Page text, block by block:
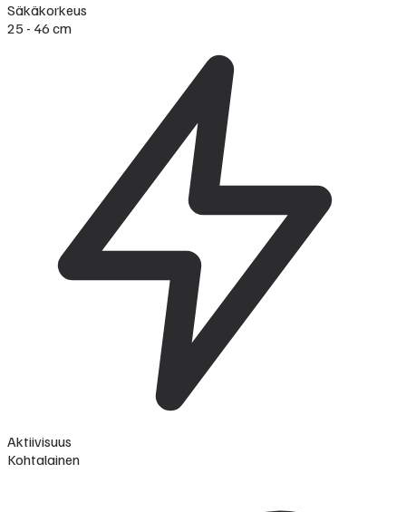
Säkäkorkeus
25 - 46 cm
Aktiivisuus
Kohtalainen